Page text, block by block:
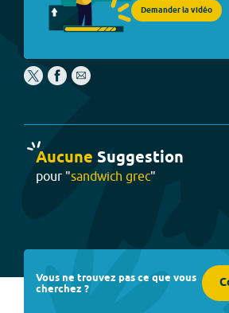
Demander la vidéo
Aucune Suggestion
pour "sandwich grec"
Vous ne trouvez pas ce que vous
cherchez ?